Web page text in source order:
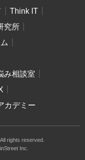
Think IT
究所
み相談室
カデミー
rights reserved.
Inc.